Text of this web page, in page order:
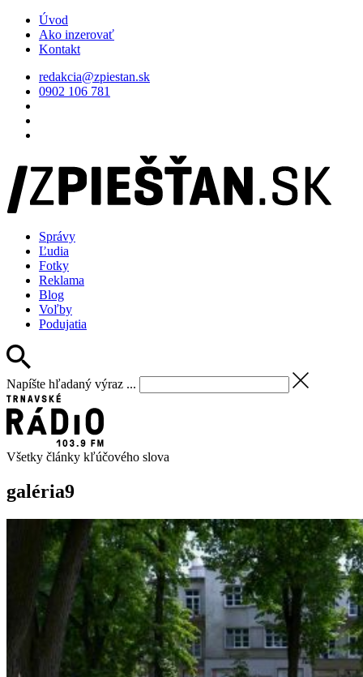
Úvod
Ako inzerovať
Kontakt
redakcia@zpiestan.sk
0902 106 781
Správy
Ľudia
Fotky
Reklama
Blog
Voľby
Podujatia
Napíšte hľadaný výraz ...
Všetky články kľúčového slova
galéria9